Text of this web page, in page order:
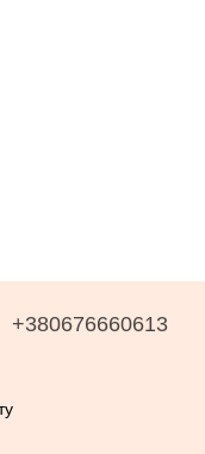
+380676660613